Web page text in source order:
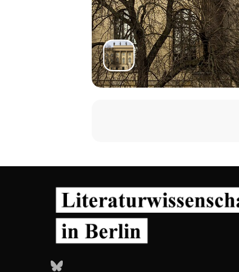
13:15: Mittagessen
14:30: Nicola Gess: ‚Credo
15:30: Joseph Vogl:
Bluesky